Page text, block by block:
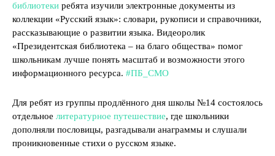
библиотеки ребята изучили электронные документы из
коллекции «Русский язык»: словари, рукописи и справочники,
рассказывающие о развитии языка. Видеоролик
«Президентская библиотека – на благо общества» помог
школьникам лучше понять масштаб и возможности этого
информационного ресурса. #ПБ_СМО
Для ребят из группы продлённого дня школы №14 состоялось
отдельное литературное путешествие, где школьники
дополняли пословицы, разгадывали анаграммы и слушали
проникновенные стихи о русском языке.